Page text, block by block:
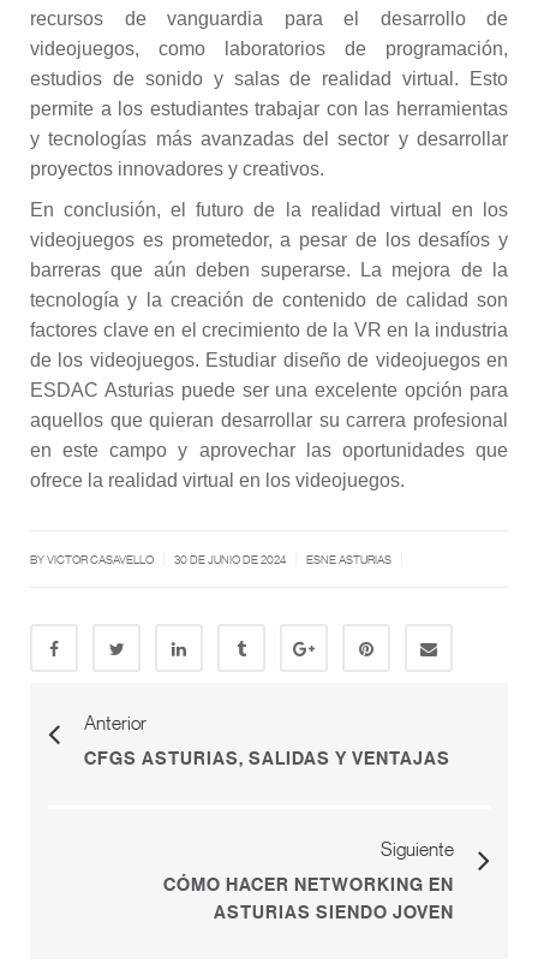
recursos de vanguardia para el desarrollo de
videojuegos, como laboratorios de programación,
estudios de sonido y salas de realidad virtual. Esto
permite a los estudiantes trabajar con las herramientas
y tecnologías más avanzadas del sector y desarrollar
proyectos innovadores y creativos.
En conclusión, el futuro de la realidad virtual en los
videojuegos es prometedor, a pesar de los desafíos y
barreras que aún deben superarse. La mejora de la
tecnología y la creación de contenido de calidad son
factores clave en el crecimiento de la VR en la industria
de los videojuegos. Estudiar diseño de videojuegos en
ESDAC Asturias puede ser una excelente opción para
aquellos que quieran desarrollar su carrera profesional
en este campo y aprovechar las oportunidades que
ofrece la realidad virtual en los videojuegos.
BYVICTOR CASAVELLO 30 DE JUNIO DE 2024 ESNE ASTURIAS
Anterior
CFGS ASTURIAS, SALIDAS Y VENTAJAS
Siguiente
CÓMO HACER NETWORKING EN
ASTURIAS SIENDO JOVEN